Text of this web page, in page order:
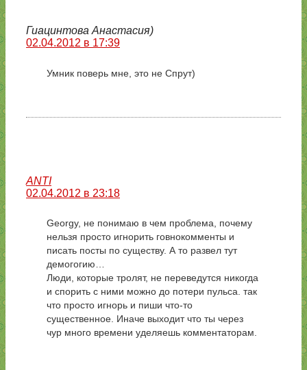
Гиацинтова Анастасия)
02.04.2012 в 17:39
Умник поверь мне, это не Спрут)
ANTI
02.04.2012 в 23:18
Georgy, не понимаю в чем проблема, почему
нельзя просто игнорить говнокомменты и
писать посты по существу. А то развел тут
демогогию…
Люди, которые тролят, не переведутся никогда
и спорить с ними можно до потери пульса. так
что просто игнорь и пиши что-то
существенное. Иначе выходит что ты через
чур много времени уделяешь комментаторам.